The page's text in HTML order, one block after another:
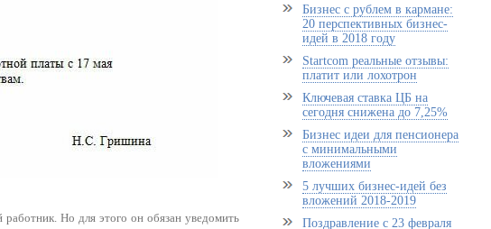
Но для этого он обязан уведомить
Бизнес с рублем в кармане:
20 перспективных бизнес-
идей в 2018 году
Startcom реальные отзывы:
платит или лохотрон
Ключевая ставка ЦБ на
сегодня снижена до 7,25%
Бизнес идеи для пенсионера
с минимальными
вложениями
5 лучших бизнес-идей без
вложений 2018-2019
Поздравление с 23 февраля